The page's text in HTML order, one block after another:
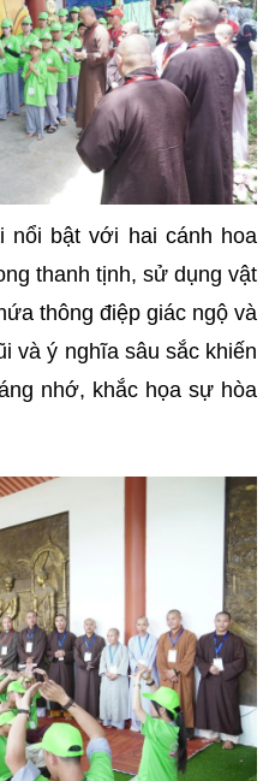
nổi bật với hai cánh hoa
thanh tịnh, sử dụng vật
thông điệp giác ngộ và
và ý nghĩa sâu sắc khiến
nhớ, khắc họa sự hòa